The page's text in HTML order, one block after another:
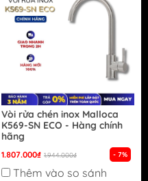
Vòi rửa chén inox Malloca
K569-SN ECO - Hàng chính
hãng
1.807.000₫ 1.944.000₫ - 7%
Thêm vào so sánh